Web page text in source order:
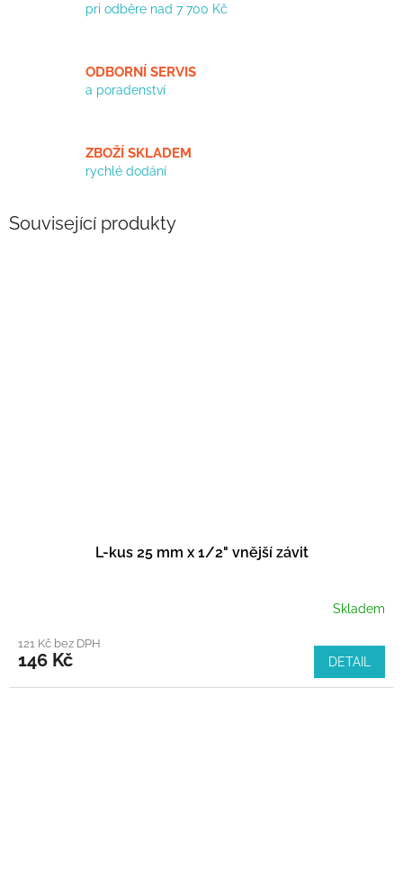
pri odběre nad 7 700 Kč
ODBORNÍ SERVIS
a poradenství
ZBOŽÍ SKLADEM
rychlé dodání
Související produkty
L-kus 25 mm x 1/2" vnější závit
Skladem
121 Kč bez DPH
146 Kč DETAIL